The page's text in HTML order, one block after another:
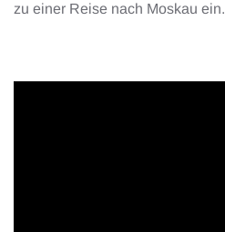
zu einer Reise nach Moskau ein.